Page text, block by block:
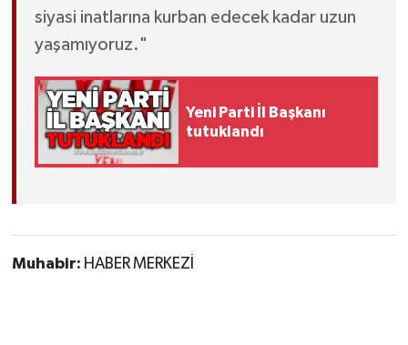
siyasi inatlarına kurban edecek kadar uzun
yaşamıyoruz."
Yeni Parti İl Başkanı
tutuklandı
Muhabir: HABER MERKEZİ